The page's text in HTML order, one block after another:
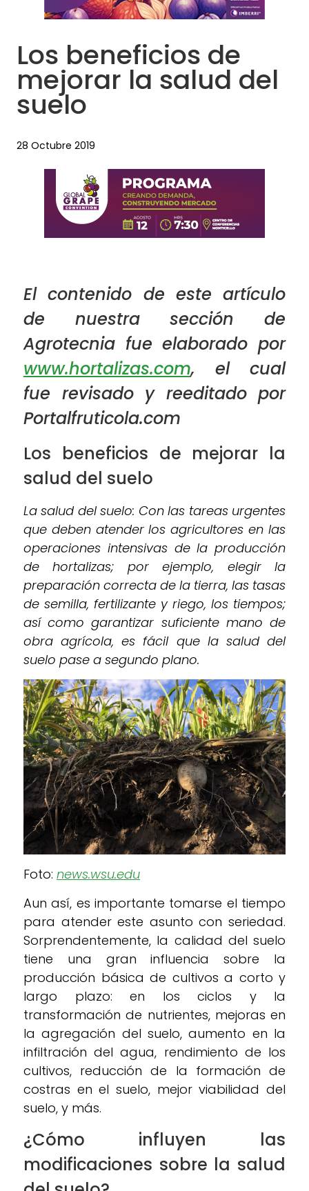
Los beneficios de
mejorar la salud del
suelo
28 Octubre 2019
El contenido de este artículo
de nuestra sección de
Agrotecnia fue elaborado por
www.hortalizas.com, el cual
fue revisado y reeditado por
Portalfruticola.com
Los beneficios de mejorar la
salud del suelo
La salud del suelo: Con las tareas urgentes
que deben atender los agricultores en las
operaciones intensivas de la producción
de hortalizas; por ejemplo, elegir la
preparación correcta de la tierra, las tasas
de semilla, fertilizante y riego, los tiempos;
así como garantizar suficiente mano de
obra agrícola, es fácil que la salud del
suelo pase a segundo plano.
Foto: news.wsu.edu
Aun así, es importante tomarse el tiempo
para atender este asunto con seriedad.
Sorprendentemente, la calidad del suelo
tiene una gran influencia sobre la
producción básica de cultivos a corto y
largo plazo: en los ciclos y la
transformación de nutrientes, mejoras en
la agregación del suelo, aumento en la
infiltración del agua, rendimiento de los
cultivos, reducción de la formación de
costras en el suelo, mejor viabilidad del
suelo, y más.
¿Cómo influyen las
modificaciones sobre la salud